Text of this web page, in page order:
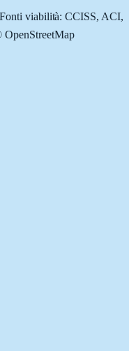
Fonti viabilità: CCISS, ACI,